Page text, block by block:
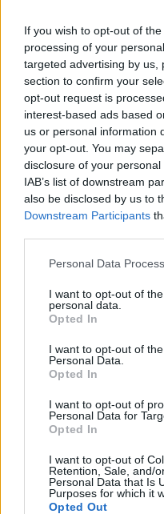
If you wish to opt-out of
processing of your
targeted advertising by us,
section to confirm your
opt-out request is
interest-based ads based
us or personal information
your opt-out. You may
disclosure of your
IAB’s list of downstream
also be disclosed by us to
Downstream Participants
Personal Data
I want to opt-out of
personal data.
Opted In
I want to opt-out of
Personal Data.
Opted In
I want to opt-out of
Personal Data for
Opted In
I want to opt-out of
Retention, Sale, and/
Personal Data that Is
Purposes for which it
Opted Out
kauza pochází z května 2000).
ing. Pavel Nedbal :
alternativní zdroje
5.8.2000
Velmi mnoho se hovoří o
spojení s vodíkovým
tabulky a spočítejme si
Pavel Činčera: Missiva
chovat slušně
Na semináři k čistší produkci
o technického ředitele a
názoru, že se snaží, aby
stranu si nemyslím, že jde v
zázrak.
Miroslav Friš: Znáte
28.7.2000
přesvědčivými argumenty,
hloupými konzumenty jiných
Michal Štingl: Ani já
20.7.2000
Sice už jsem nechtěl na pana